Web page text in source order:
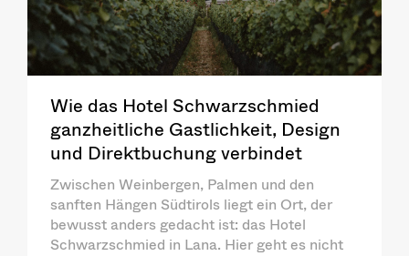
Wie das Hotel Schwarzschmied
ganzheitliche Gastlichkeit, Design
und Direktbuchung verbindet
Zwischen Weinbergen, Palmen und den
sanften Hängen Südtirols liegt ein Ort, der
bewusst anders gedacht ist: das Hotel
Schwarzschmied in Lana. Hier geht es nicht